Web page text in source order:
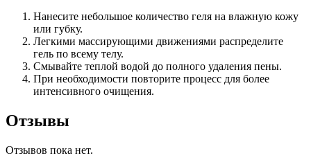
Нанесите небольшое количество геля на влажную кожу
или губку.
Легкими массирующими движениями распределите
гель по всему телу.
Смывайте теплой водой до полного удаления пены.
При необходимости повторите процесс для более
интенсивного очищения.
Отзывы
Отзывов пока нет.